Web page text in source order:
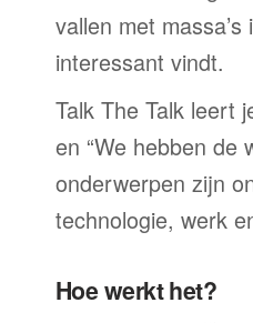
vallen met
interessant vindt.
Talk The Talk leert
en “We hebben de
onderwerpen zijn
technologie, werk
Hoe werkt het?